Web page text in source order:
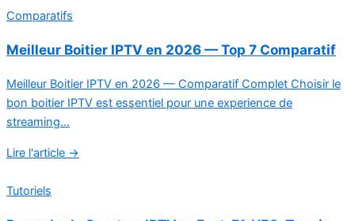
Comparatifs
Meilleur Boitier IPTV en 2026 — Top 7 Comparatif
Meilleur Boitier IPTV en 2026 — Comparatif Complet Choisir le
bon boitier IPTV est essentiel pour une experience de
streaming...
Lire l'article →
Tutoriels